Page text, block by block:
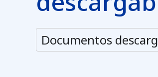
Documentos